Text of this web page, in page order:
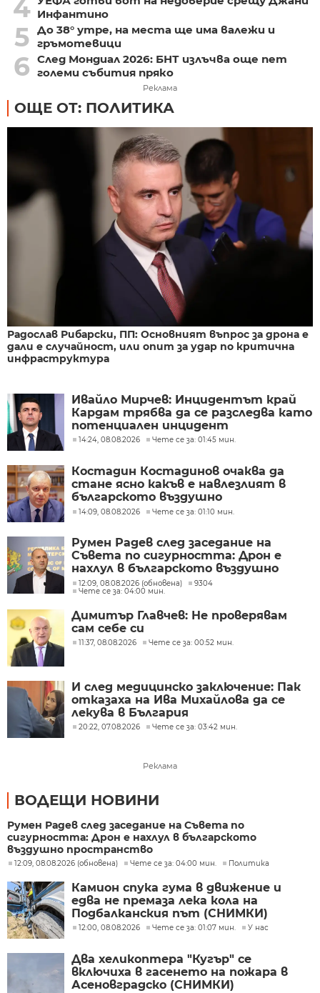
4 Инфантино
5 До 38° утре, на места ще има валежи и
гръмотевици
6 След Мондиал 2026: БНТ излъчва още пет
големи събития пряко
Реклама
ОЩЕ ОТ: ПОЛИТИКА
Радослав Рибарски, ПП: Основният въпрос за дрона е
дали е случайност, или опит за удар по критична
инфраструктура
Ивайло Мирчев: Инцидентът край
Кардам трябва да се разследва като
потенциален инцидент
14:24, 08.08.2026 Чете се за: 01:45 мин.
Костадин Костадинов очаква да
стане ясно какъв е навлезлият в
българското въздушно
пространство дрон
14:09, 08.08.2026 Чете се за: 01:10 мин.
Румен Радев след заседание на
Съвета по сигурността: Дрон е
нахлул в българското въздушно
пространство
12:09, 08.08.2026 (обновена)
9304
Чете се за: 04:00 мин.
Димитър Главчев: Не проверявам
сам себе си
11:37, 08.08.2026 Чете се за: 00:52 мин.
И след медицинско заключение: Пак
отказаха на Ива Михайлова да се
лекува в България
20:22, 07.08.2026 Чете се за: 03:42 мин.
Реклама
ВОДЕЩИ НОВИНИ
Румен Радев след заседание на Съвета по
сигурността: Дрон е нахлул в българското
въздушно пространство
12:09, 08.08.2026 (обновена) Чете се за: 04:00 мин. Политика
Камион спука гума в движение и
едва не премаза лека кола на
Подбалканския път (СНИМКИ)
12:00, 08.08.2026 Чете се за: 01:07 мин. У нас
Два хеликоптера "Кугър" се
включиха в гасенето на пожара в
Асеновградско (СНИМКИ)